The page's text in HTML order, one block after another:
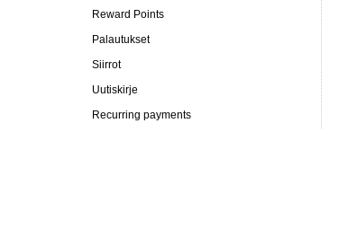
Reward Points
Palautukset
Siirrot
Uutiskirje
Recurring payments